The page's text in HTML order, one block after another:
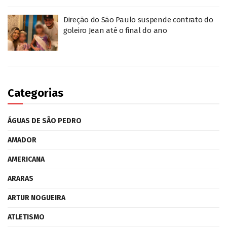
Direção do São Paulo suspende contrato do
goleiro Jean até o final do ano
Categorias
ÁGUAS DE SÃO PEDRO
AMADOR
AMERICANA
ARARAS
ARTUR NOGUEIRA
ATLETISMO